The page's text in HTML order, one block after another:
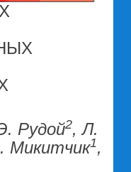
Рудой2, Л.
Микитчик1,